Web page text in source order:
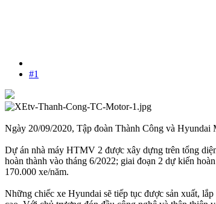
#1
Ngày 20/09/2020, Tập đoàn Thành Công và
Dự án nhà máy HTMV 2 được xây dựng trên tổng
hoàn thành vào tháng 6/2022; giai đoạn 2 dự kiến
170.000 xe/năm.
Những chiếc xe Hyundai sẽ tiếp tục được sản xuất,